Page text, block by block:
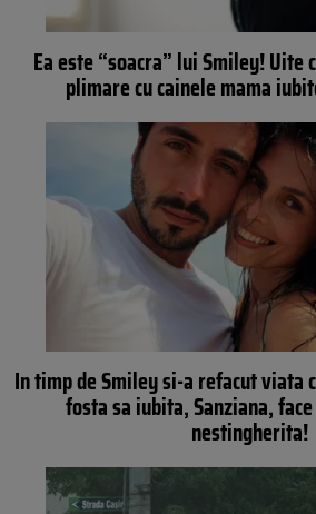
Ea este “soacra” lui Smiley! Uite
plimare cu cainele mama
In timp de Smiley si-a refacut viata
fosta sa iubita, Sanziana,
nestingherita!